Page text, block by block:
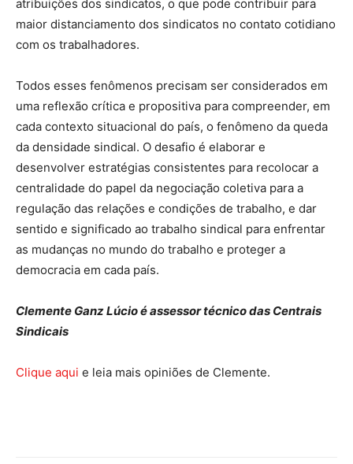
atribuições dos sindicatos, o que pode contribuir para
maior distanciamento dos sindicatos no contato cotidiano
com os trabalhadores.
Todos esses fenômenos precisam ser considerados em
uma reflexão crítica e propositiva para compreender, em
cada contexto situacional do país, o fenômeno da queda
da densidade sindical. O desafio é elaborar e
desenvolver estratégias consistentes para recolocar a
centralidade do papel da negociação coletiva para a
regulação das relações e condições de trabalho, e dar
sentido e significado ao trabalho sindical para enfrentar
as mudanças no mundo do trabalho e proteger a
democracia em cada país.
Clemente Ganz Lúcio é assessor técnico das Centrais
Sindicais
Clique aqui e leia mais opiniões de Clemente.